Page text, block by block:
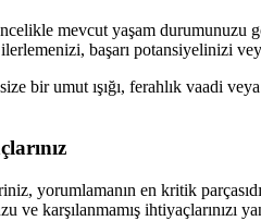
öncelikle mevcut yaşam
başarı potansiyelinizi
bir umut ışığı, ferahlık vaadi
yorumlamanın en kritik
karşılanmamış ihtiyaçlarınızı